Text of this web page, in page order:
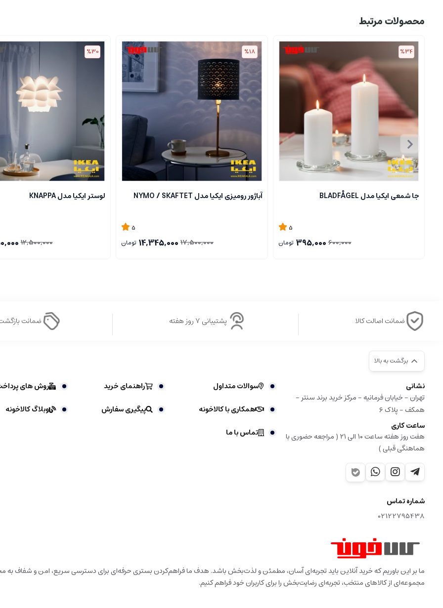
محصولات مرتبط
%34
جا شمعی ایکیا مدل BLADFÅGEL
5
600,000
395,000 تومان
%18
آباژور رومیزی ایکیا مدل NYMO / SKAFTET
5
17,500,000
14,345,000 تومان
%30
لوستر ایکیا مدل KNAPPA
12,500,000
ضمانت اصالت کالا پشتیبانی ۷ روز هفته ضمانت
برگشت به بالا
نشانی
تهران - خیابان فرمانیه - مرکز خرید برند سنتر -
همکف - پلاک ۶
ساعت کاری
هفت روز هفته ساعت ۱۰ الی ۲۱ ( مراجعه حضوری با
هماهنگی قبلی )
شماره تماس
02122795438
سوالات متداول راهنمای خرید
روش های
همکاری با کالاخونه
پیگیری سفارش
وبلاگ کالاخونه
تماس با ما
ما بر این باوریم که خرید آنلاین باید تجربه‌ای آسان، مطمئن و لذت‌بخش باشد. هدف ما فراهم‌کردن بستری حرفه‌ای برای دسترسی سریع، امن و شفاف به
مجموعه‌ای از کالاهای منتخب، تجربه‌ای رضایت‌بخش را برای کاربران خود فراهم کنیم.